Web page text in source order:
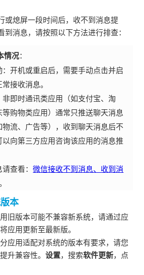
或熄屏一段时间后，收不到消息提
到消息，请按照以下方法进行排查：
情况：
：开机或重启后，需要手动点击并启
接收消息。
非即时通讯类应用（如支付宝、淘
等购物类应用）通常只推送聊天消息
物流、广告等），收到聊天消息后不
向第三方应用咨询该应用的消息推
请查看：微信接收不到消息、收到消
本
旧版本可能不兼容新系统，请通过应
应用更新至最新版。
应用适配对系统的版本有要求，请您
升兼容性。设置，搜索软件更新，点